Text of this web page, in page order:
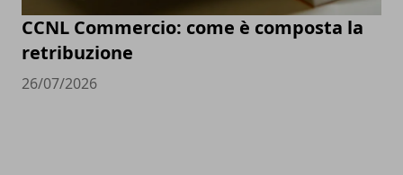
CCNL Commercio: come è composta la
retribuzione
26/07/2026